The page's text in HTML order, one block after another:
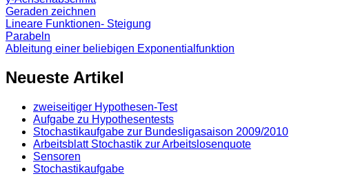
Geraden zeichnen
Lineare Funktionen- Steigung
Parabeln
Ableitung einer beliebigen Exponentialfunktion
Neueste Artikel
zweiseitiger Hypothesen-Test
Aufgabe zu Hypothesentests
Stochastikaufgabe zur Bundesligasaison 2009/2010
Arbeitsblatt Stochastik zur Arbeitslosenquote
Sensoren
Stochastikaufgabe